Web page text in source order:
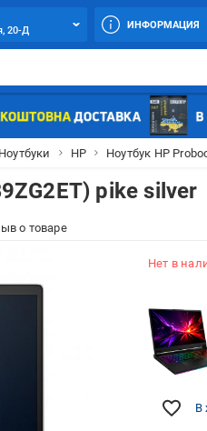
20-Д
ИНФОРМАЦИЯ
Ноутбуки HP Ноутбук HP
pike silver
о товаре
Нет в
В